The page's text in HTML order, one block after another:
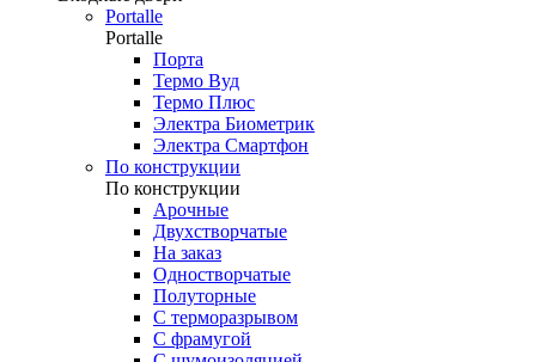
Portalle
Portalle
Порта
Термо Вуд
Термо Плюс
Электра Биометрик
Электра Смартфон
По конструкции
По конструкции
Арочные
Двухстворчатые
На заказ
Одностворчатые
Полуторные
С терморазрывом
С фрамугой